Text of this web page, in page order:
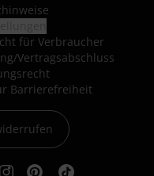
für Verbraucher
Vertragsabschluss
Barrierefreiheit